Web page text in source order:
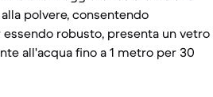
polvere, consentendo
robusto, presenta un vetro
all'acqua fino a 1 metro per 30